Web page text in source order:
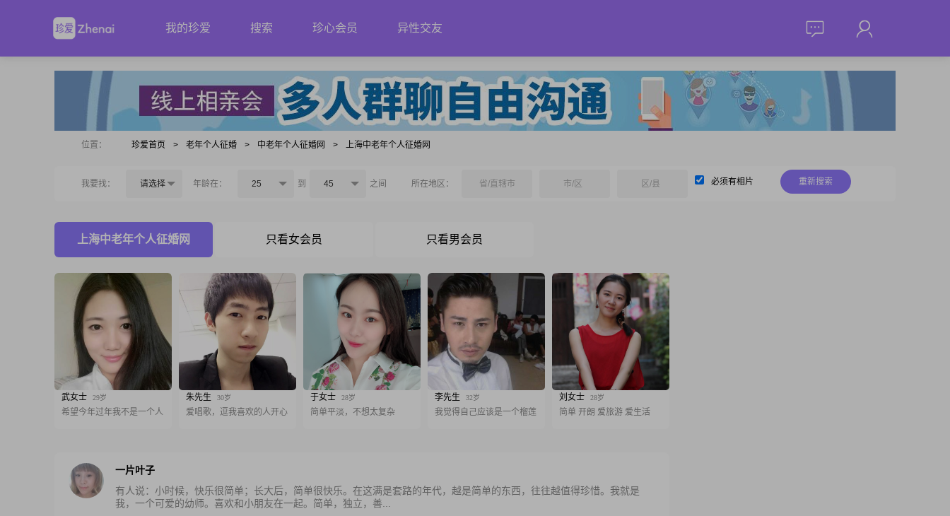
我的珍爱 搜索 珍心会员 异性交友
位置： 珍爱首页 > 老年个人征婚 > 中老年个人征婚网 > 上海中老年个人征婚网
我要找： 请选择 年龄在： 25 到 45 之间 所在地区： 省/直辖市 市/区 区/县 必须有相片 重新搜索
上海中老年个人征婚网 只看女会员 只看男会员
武女士 29岁
希望今年过年我不是一个人
朱先生 30岁
爱唱歌，逗我喜欢的人开心
于女士 28岁
简单平淡，不想太复杂
李先生 32岁
我觉得自己应该是一个榴莲
刘女士 28岁
简单 开朗 爱旅游 爱生活
一片叶子
有人说：小时候，快乐很简单；长大后，简单很快乐。在这满是套路的年代，越是简单的东西，往往越值得珍惜。我就是
我，一个可爱的幼师。喜欢和小朋友在一起。简单，独立，善...